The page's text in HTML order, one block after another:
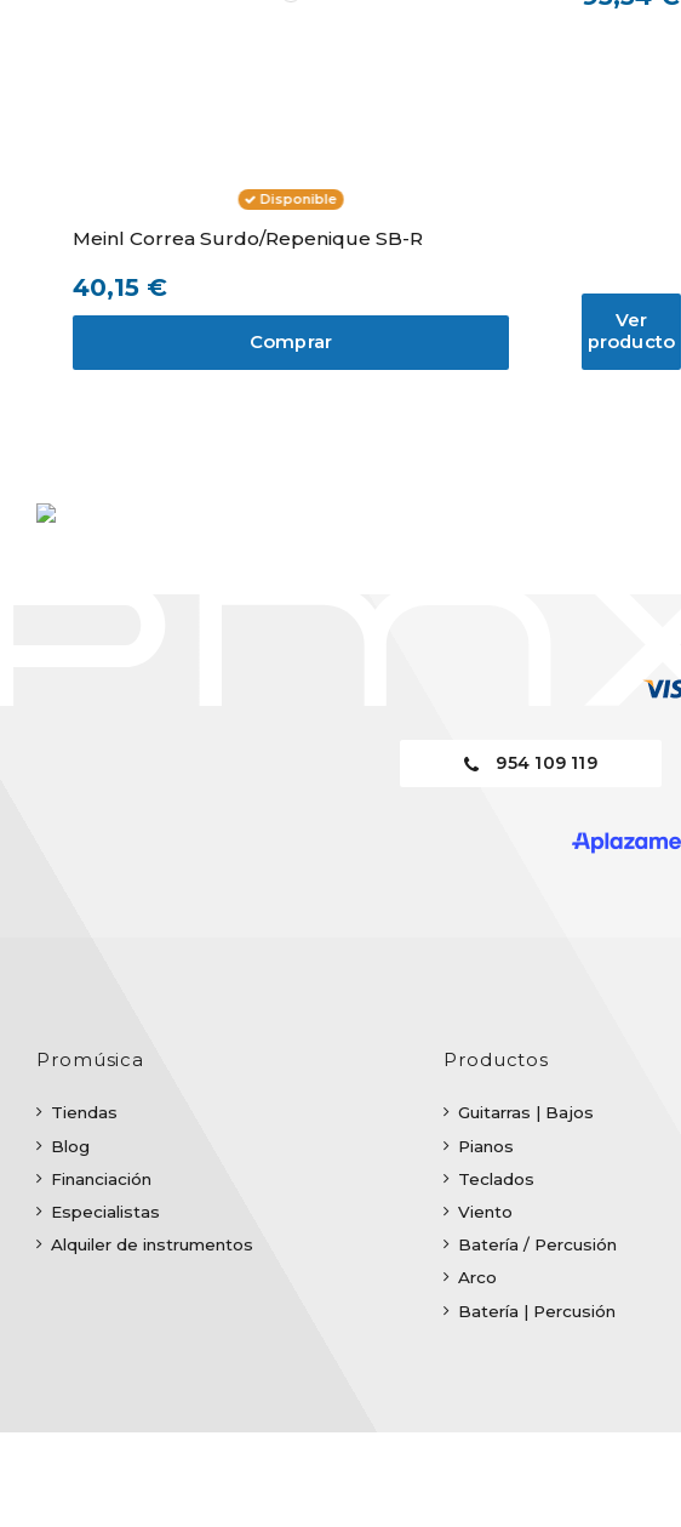
Disponible
Meinl Correa Surdo/Repenique SB-R
40,15 €
Comprar
SURDO
Ver
producto
954 109 119
Promúsica
Tiendas
Blog
Financiación
Especialistas
Alquiler de instrumentos
Productos
Guitarras | Bajos
Pianos
Teclados
Viento
Batería / Percusión
Arco
Batería | Percusión